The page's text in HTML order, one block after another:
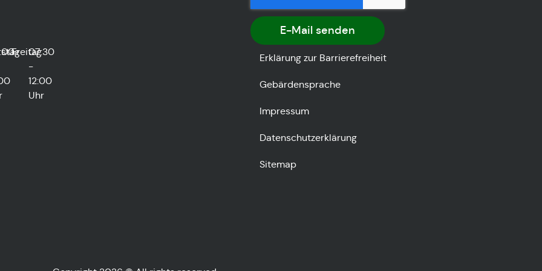
E-Mail senden
Freitag07:30
-
12:00
Uhr
Erklärung zur Barrierefreiheit
Gebärdensprache
Impressum
Datenschutzerklärung
Sitemap